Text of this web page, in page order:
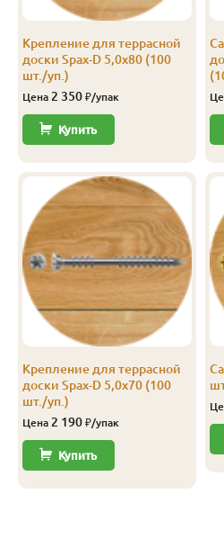
Крепление для террасной
доски Spax-D 5,0х80 (100
шт./уп.)
Цена 2 350 ₽/упак
Купить
Крепление для террасной
доски Spax-D 5,0х70 (100
шт./уп.)
Цена 2 190 ₽/упак
Купить